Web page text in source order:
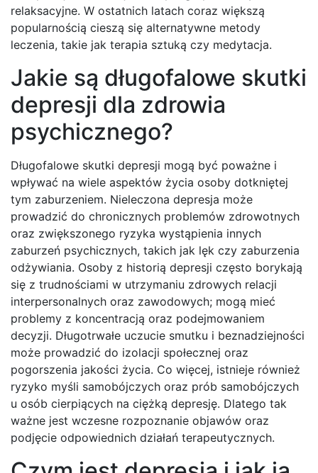
relaksacyjne. W ostatnich latach coraz większą
popularnością cieszą się alternatywne metody
leczenia, takie jak terapia sztuką czy medytacja.
Jakie są długofalowe skutki
depresji dla zdrowia
psychicznego?
Długofalowe skutki depresji mogą być poważne i
wpływać na wiele aspektów życia osoby dotkniętej
tym zaburzeniem. Nieleczona depresja może
prowadzić do chronicznych problemów zdrowotnych
oraz zwiększonego ryzyka wystąpienia innych
zaburzeń psychicznych, takich jak lęk czy zaburzenia
odżywiania. Osoby z historią depresji często borykają
się z trudnościami w utrzymaniu zdrowych relacji
interpersonalnych oraz zawodowych; mogą mieć
problemy z koncentracją oraz podejmowaniem
decyzji. Długotrwałe uczucie smutku i beznadziejności
może prowadzić do izolacji społecznej oraz
pogorszenia jakości życia. Co więcej, istnieje również
ryzyko myśli samobójczych oraz prób samobójczych
u osób cierpiących na ciężką depresję. Dlatego tak
ważne jest wczesne rozpoznanie objawów oraz
podjęcie odpowiednich działań terapeutycznych.